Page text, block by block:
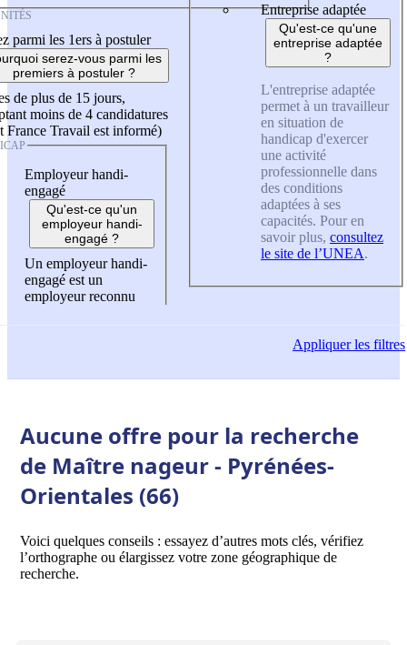
parmi les 1ers à postuler
serez-vous parmi les
premiers à postuler ?
de plus de 15 jours,
moins de 4 candidatures
France Travail est informé)
Employeur handi-
engagé
Qu'est-ce qu'un
employeur handi-
engagé ?
Un employeur handi-
engagé est un
employeur reconnu
Entreprise adaptée
Qu'est-ce qu'une
entreprise adaptée
?
L'entreprise adaptée
permet à un travailleur
en situation de
handicap d'exercer
une activité
professionnelle dans
des conditions
adaptées à ses
capacités. Pour en
savoir plus, consultez
le site de l’UNEA.
Appliquerles filtres
Aucune offre pour la recherche
de Maître nageur - Pyrénées-
Orientales (66)
Voici quelques conseils : essayez d’autres mots clés, vérifiez
l’orthographe ou élargissez votre zone géographique de
recherche.